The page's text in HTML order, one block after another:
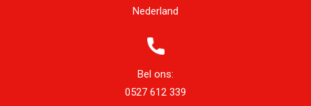
Nederland
Bel ons:
0527 612 339